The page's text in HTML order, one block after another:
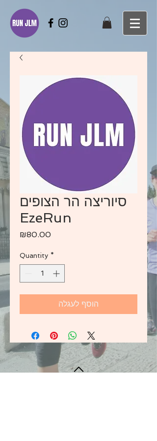
סיוריצה הר הצופים
EzeRun
₪80.00Price
Quantity *
הוסף לעגלה